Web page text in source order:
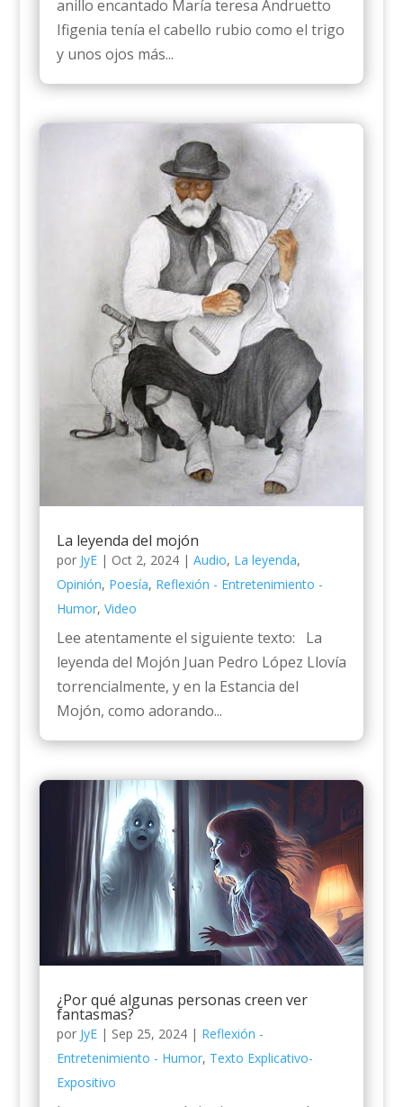
anillo encantado María teresa Andruetto
Ifigenia tenía el cabello rubio como el trigo
y unos ojos más...
La leyenda del mojón
por JyE| Oct 2, 2024| Audio, La leyenda,
Opinión, Poesía, Reflexión - Entretenimiento -
Humor, Video
Lee atentamente el siguiente texto: La
leyenda del Mojón Juan Pedro López Llovía
torrencialmente, y en la Estancia del
Mojón, como adorando...
¿Por qué algunas personas creen ver
fantasmas?
por JyE| Sep 25, 2024| Reflexión -
Entretenimiento - Humor, Texto Explicativo-
Expositivo